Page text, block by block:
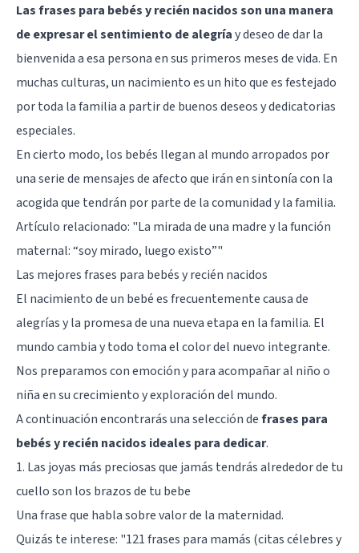
Las frases para bebés y recién nacidos son una manera
de expresar el sentimiento de alegríay deseo de dar la
bienvenida a esa persona en sus primeros meses de vida. En
muchas culturas, un nacimiento es un hito que es festejado
por toda la familia a partir de buenos deseos y dedicatorias
especiales.
En cierto modo, los bebés llegan al mundo arropados por
una serie de mensajes de afecto que irán en sintonía con la
acogida que tendrán por parte de la comunidad y la familia.
Artículo relacionado: "La mirada de una madre y la función
maternal: “soy mirado, luego existo”"
Las mejores frases para bebés y recién nacidos
El nacimiento de un bebé es frecuentemente causa de
alegrías y la promesa de una nueva etapa en la familia. El
mundo cambia y todo toma el color del nuevo integrante.
Nos preparamos con emoción y para acompañar al niño o
niña en su crecimiento y exploración del mundo.
A continuación encontrarás una selección defrases para
bebés y recién nacidos ideales para dedicar.
1. Las joyas más preciosas que jamás tendrás alrededor de tu
cuello son los brazos de tu bebe
Una frase que habla sobre valor de la maternidad.
Quizás te interese: "121 frases para mamás (citas célebres y